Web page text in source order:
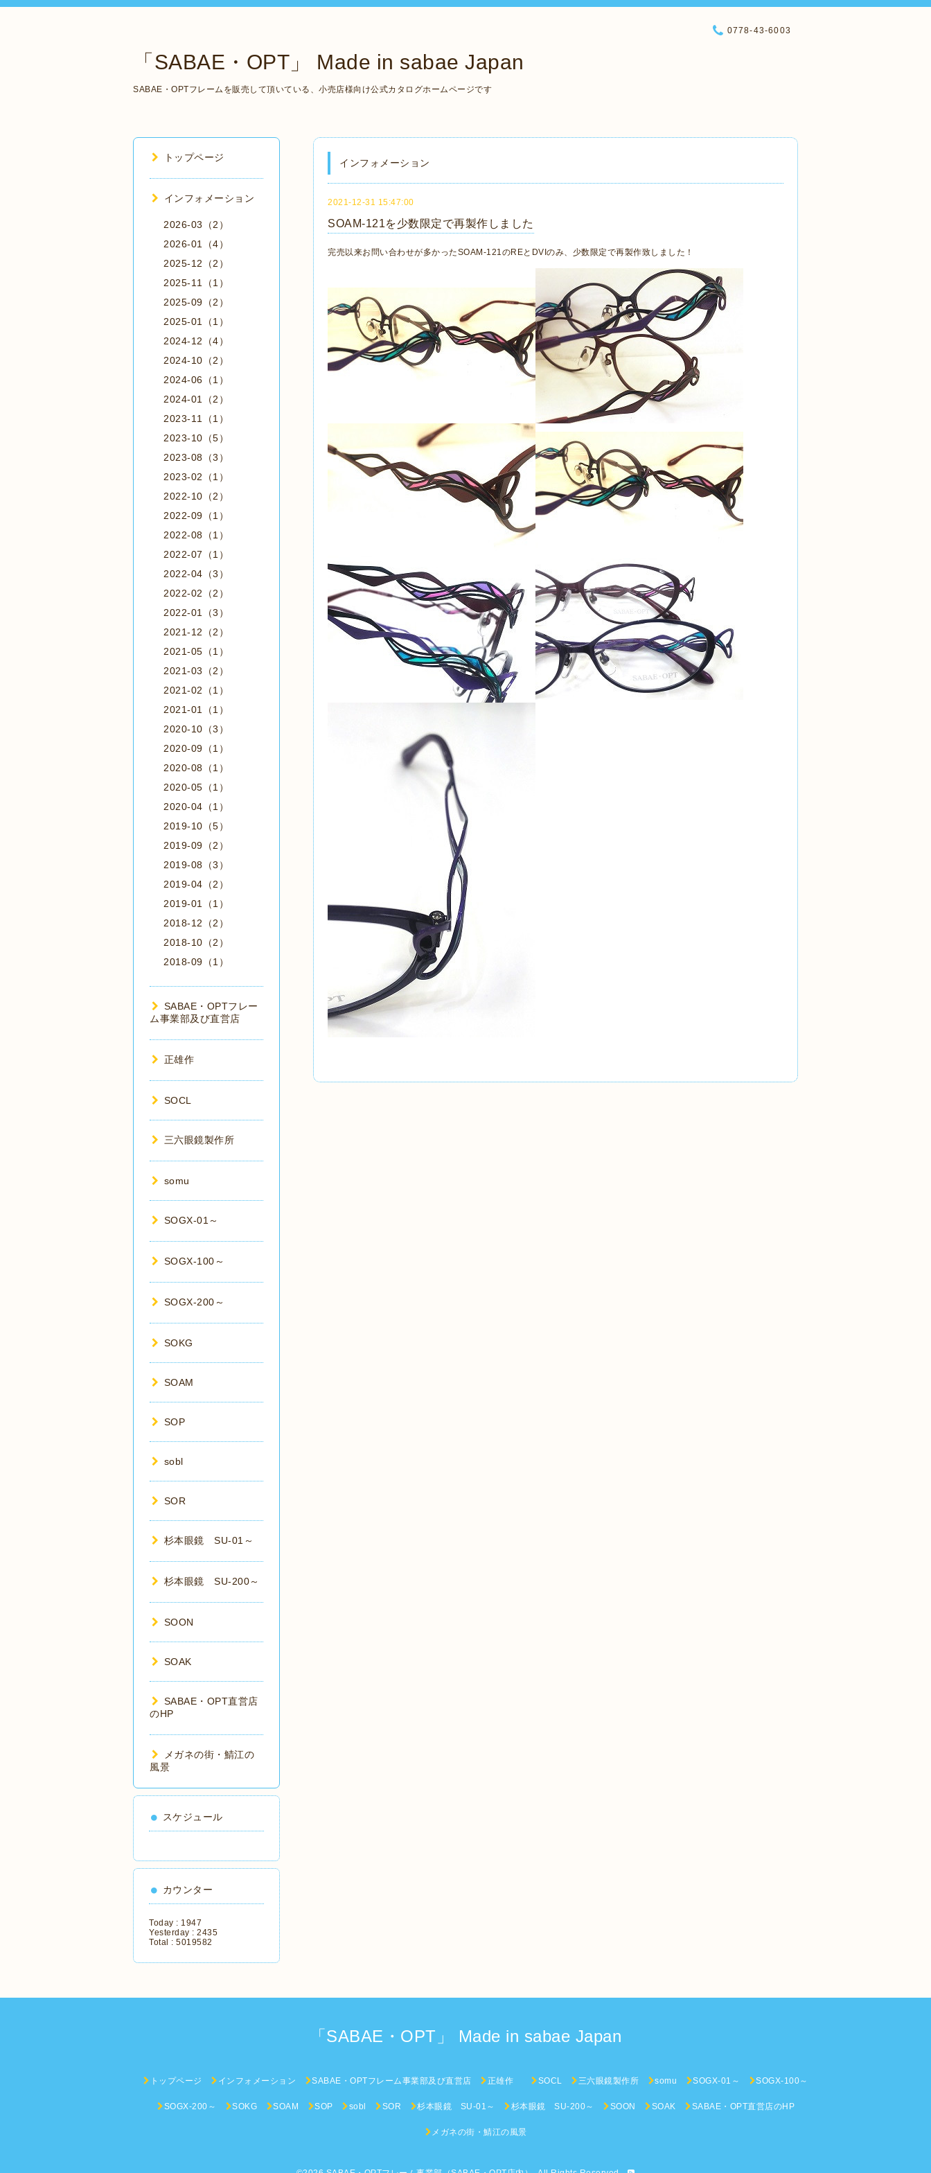
「SABAE・OPT」 Made in sabae Japan
SABAE・OPTフレームを販売して頂いている、小売店様向け公式カタログホームページです
0778-43-6003
インフォメーション
2021-12-31 15:47:00
SOAM-121を少数限定で再製作しました
完売以来お問い合わせが多かったSOAM-121のREとDVIのみ、少数限定で再製作致しました！
トップページ
インフォメーション
2026-03（2）
2026-01（4）
2025-12（2）
2025-11（1）
2025-09（2）
2025-01（1）
2024-12（4）
2024-10（2）
2024-06（1）
2024-01（2）
2023-11（1）
2023-10（5）
2023-08（3）
2023-02（1）
2022-10（2）
2022-09（1）
2022-08（1）
2022-07（1）
2022-04（3）
2022-02（2）
2022-01（3）
2021-12（2）
2021-05（1）
2021-03（2）
2021-02（1）
2021-01（1）
2020-10（3）
2020-09（1）
2020-08（1）
2020-05（1）
2020-04（1）
2019-10（5）
2019-09（2）
2019-08（3）
2019-04（2）
2019-01（1）
2018-12（2）
2018-10（2）
2018-09（1）
SABAE・OPTフレー
ム事業部及び直営店
正雄作
SOCL
三六眼鏡製作所
somu
SOGX-01～
SOGX-100～
SOGX-200～
SOKG
SOAM
SOP
sobl
SOR
杉本眼鏡 SU-01～
杉本眼鏡 SU-200～
SOON
SOAK
SABAE・OPT直営店
のHP
メガネの街・鯖江の
風景
スケジュール
カウンター
Today : 1947
Yesterday : 2435
Total : 5019582
「SABAE・OPT」 Made in sabae Japan
トップページ インフォメーション SABAE・OPTフレーム事業部及び直営店 正雄作 SOCL 三六眼鏡製作所 somu SOGX-01～ SOGX-100～
SOGX-200～ SOKG SOAM SOP sobl SOR 杉本眼鏡 SU-01～ 杉本眼鏡 SU-200～ SOON SOAK SABAE・OPT直営店のHP
メガネの街・鯖江の風景